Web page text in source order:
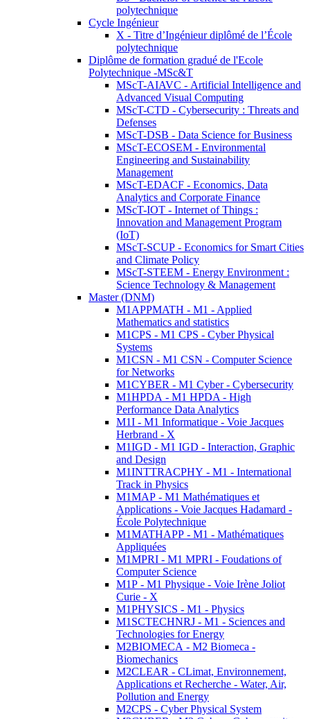
polytechnique
Cycle Ingénieur
X - Titre d’Ingénieur diplômé de l’École
polytechnique
Diplôme de formation gradué de l'Ecole
Polytechnique -MSc&T
MScT-AIAVC - Artificial Intelligence and
Advanced Visual Computing
MScT-CTD - Cybersecurity : Threats and
Defenses
MScT-DSB - Data Science for Business
MScT-ECOSEM - Environmental
Engineering and Sustainability
Management
MScT-EDACF - Economics, Data
Analytics and Corporate Finance
MScT-IOT - Internet of Things :
Innovation and Management Program
(IoT)
MScT-SCUP - Economics for Smart Cities
and Climate Policy
MScT-STEEM - Energy Environment :
Science Technology & Management
Master (DNM)
M1APPMATH - M1 - Applied
Mathematics and statistics
M1CPS - M1 CPS - Cyber Physical
Systems
M1CSN - M1 CSN - Computer Science
for Networks
M1CYBER - M1 Cyber - Cybersecurity
M1HPDA - M1 HPDA - High
Performance Data Analytics
M1I - M1 Informatique - Voie Jacques
Herbrand - X
M1IGD - M1 IGD - Interaction, Graphic
and Design
M1INTTRACPHY - M1 - International
Track in Physics
M1MAP - M1 Mathématiques et
Applications - Voie Jacques Hadamard -
École Polytechnique
M1MATHAPP - M1 - Mathématiques
Appliquées
M1MPRI - M1 MPRI - Foudations of
Computer Science
M1P - M1 Physique - Voie Irène Joliot
Curie - X
M1PHYSICS - M1 - Physics
M1SCTECHNRJ - M1 - Sciences and
Technologies for Energy
M2BIOMECA - M2 Biomeca -
Biomechanics
M2CLEAR - CLimat, Environnement,
Applications et Recherche - Water, Air,
Pollution and Energy
M2CPS - Cyber Physical System